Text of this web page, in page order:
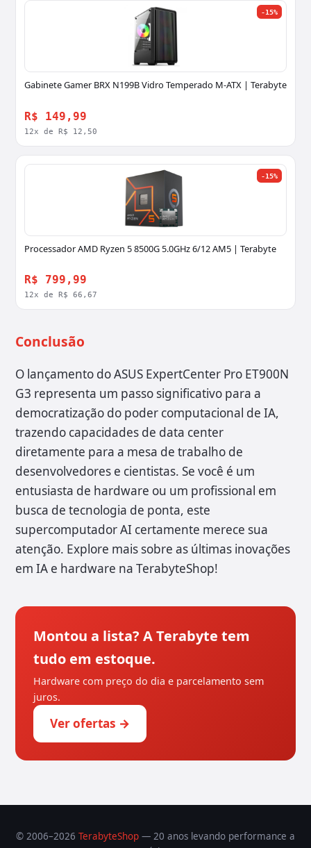
-15%
Gabinete Gamer BRX N199B Vidro Temperado M-ATX | Terabyte
R$ 149,99
12x de R$ 12,50
-15%
Processador AMD Ryzen 5 8500G 5.0GHz 6/12 AM5 | Terabyte
R$ 799,99
12x de R$ 66,67
Conclusão
O lançamento do ASUS ExpertCenter Pro ET900N
G3 representa um passo significativo para a
democratização do poder computacional de IA,
trazendo capacidades de data center
diretamente para a mesa de trabalho de
desenvolvedores e cientistas. Se você é um
entusiasta de hardware ou um profissional em
busca de tecnologia de ponta, este
supercomputador AI certamente merece sua
atenção. Explore mais sobre as últimas inovações
em IA e hardware na TerabyteShop!
Montou a lista? A Terabyte tem
tudo em estoque.
Hardware com preço do dia e parcelamento sem
juros.
Ver ofertas →
© 2006–2026 TerabyteShop — 20 anos levando performance a